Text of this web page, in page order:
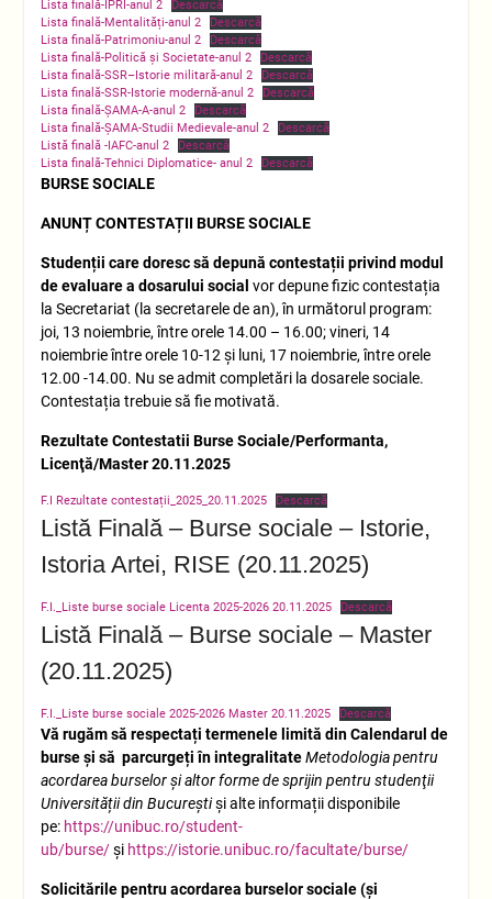
Lista finală-IPRI-anul 2
Descarcă
Lista finală-Mentalități-anul 2
Descarcă
Lista finală-Patrimoniu-anul 2
Descarcă
Lista finală-Politică și Societate-anul 2
Descarcă
Lista finală-SSR–Istorie militară-anul 2
Descarcă
Lista finală-SSR-Istorie modernă-anul 2
Descarcă
Lista finală-ȘAMA-A-anul 2
Descarcă
Lista finală-ȘAMA-Studii Medievale-anul 2
Descarcă
Listă finală -IAFC-anul 2
Descarcă
Lista finală-Tehnici Diplomatice- anul 2
Descarcă
BURSE SOCIALE
ANUNȚ CONTESTAȚII BURSE SOCIALE
Studenții care doresc să depună contestații privind modul
de evaluare a dosarului social vor depune fizic contestația
la Secretariat (la secretarele de an), în următorul program:
joi, 13 noiembrie, între orele 14.00 – 16.00; vineri, 14
noiembrie între orele 10-12 și luni, 17 noiembrie, între orele
12.00 -14.00. Nu se admit completări la dosarele sociale.
Contestația trebuie să fie motivată.
Rezultate Contestatii Burse Sociale/Performanta,
Licenţă/Master 20.11.2025
F.I Rezultate contestații_2025_20.11.2025 Descarcă
Listă Finală – Burse sociale – Istorie,
Istoria Artei, RISE (20.11.2025)
F.I._Liste burse sociale Licenta 2025-2026 20.11.2025 Descarcă
Listă Finală – Burse sociale – Master
(20.11.2025)
F.I._Liste burse sociale 2025-2026 Master 20.11.2025 Descarcă
Vă rugăm să respectați termenele limită din Calendarul de
burse și să parcurgeți în integralitateMetodologia pentru
acordarea burselor și altor forme de sprijin pentru studenţii
Universității din Bucureștiși alte informații disponibile
pe: https://unibuc.ro/student-
ub/burse/și https://istorie.unibuc.ro/facultate/burse/
Solicitările pentru acordarea burselor sociale (și